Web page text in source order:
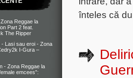
Reggae la
Part 2 feat.
The Ripper
Lasi sau eroi - Zona
I-Gura –
- Zona Reggae la
emcees”:
înteles că